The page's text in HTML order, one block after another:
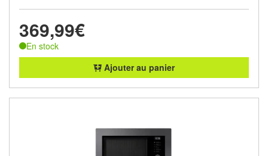
369,99€
En stock
Ajouter au panier